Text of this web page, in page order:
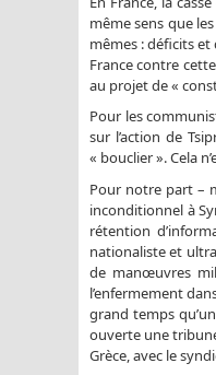
même sens que
mêmes : déficits et
France contre
au projet de «
Pour les
sur l’action de
« bouclier ». Cela
Pour notre part –
inconditionnel à
rétention
nationaliste et
de manœuvres
l’enfermement
grand temps
ouverte une
Grèce, avec le